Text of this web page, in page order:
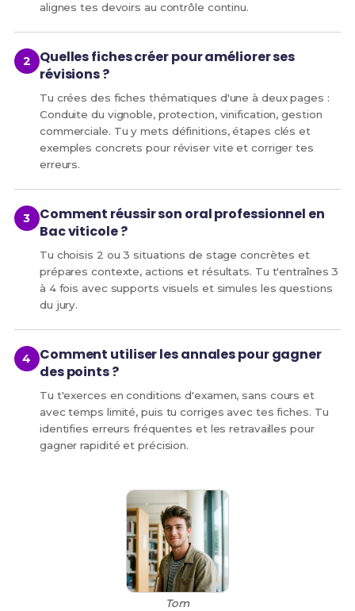
alignes tes devoirs au contrôle continu.
Quelles fiches créer pour améliorer ses
révisions ?
Tu crées des fiches thématiques d'une à deux pages :
Conduite du vignoble, protection, vinification, gestion
commerciale. Tu y mets définitions, étapes clés et
exemples concrets pour réviser vite et corriger tes
erreurs.
Comment réussir son oral professionnel en
Bac viticole ?
Tu choisis 2 ou 3 situations de stage concrètes et
prépares contexte, actions et résultats. Tu t'entraînes 3
à 4 fois avec supports visuels et simules les questions
du jury.
Comment utiliser les annales pour gagner
des points ?
Tu t'exerces en conditions d'examen, sans cours et
avec temps limité, puis tu corriges avec tes fiches. Tu
identifies erreurs fréquentes et les retravailles pour
gagner rapidité et précision.
Tom